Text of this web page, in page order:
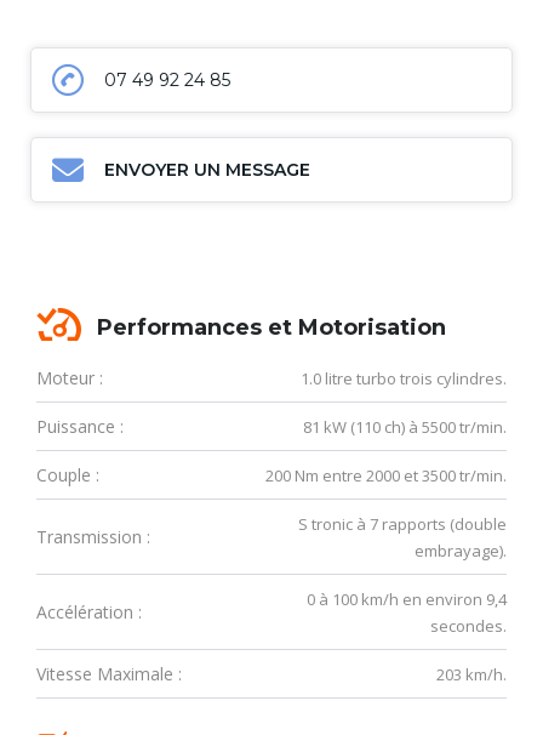
07 49 92 24 85
ENVOYER UN MESSAGE
Performances et Motorisation
Moteur : 1.0 litre turbo trois cylindres.
Puissance : 81 kW (110 ch) à 5500 tr/min.
Couple : 200 Nm entre 2000 et 3500 tr/min.
Transmission :
S tronic à 7 rapports (double
embrayage).
Accélération :
0 à 100 km/h en environ 9,4
secondes.
Vitesse Maximale : 203 km/h.